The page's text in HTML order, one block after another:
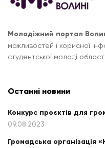
Молодіжний портал
можливостей і корисної
студентської молоді
Останні новини
Конкурс проєктів для
09.08.2023
Громадська організація